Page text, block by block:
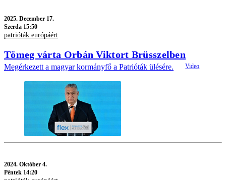
2025. December 17.
Szerda 15:50
patrióták európáért
Tömeg várta Orbán Viktort Brüsszelben
Megérkezett a magyar kormányfő a Patrióták ülésére.
2024. Október 4.
Péntek 14:20